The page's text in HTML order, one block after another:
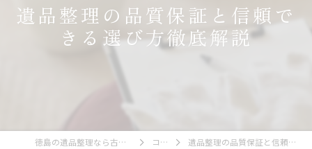
遺品整理の品質保証と信頼で
きる選び方徹底解説
徳島の遺品整理なら古美術・古道具 なかや コラム 遺品整理の品質保証と信頼できる選び方徹底解説